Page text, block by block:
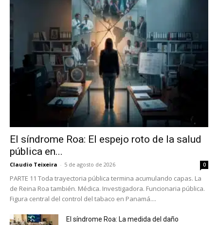
No te pierdas de las
últimas noticias
Suscríbete a nuestro boletín diario y
reducción de daños en tu correo
electrónico.
Subscribe to our daily clipping and
tobacco harm reduction in your email.
El síndrome Roa: El espejo roto de la salud
pública en...
Claudio Teixeira - 5 de agosto de 2026 0
PARTE 11 Toda trayectoria pública termina acumulando capas. La
de Reina Roa también. Médica. Investigadora. Funcionaria pública.
Figura central del control del tabaco en Panamá....
El síndrome Roa: La medida del daño